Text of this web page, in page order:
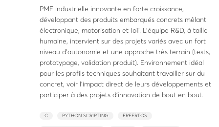
PME industrielle innovante en forte croissance,
développant des produits embarqués concrets mêlant
électronique, motorisation et IoT. L’équipe R&D, à taille
humaine, intervient sur des projets variés avec un fort
niveau d’autonomie et une approche très terrain (tests,
prototypage, validation produit). Environnement idéal
pour les profils techniques souhaitant travailler sur du
concret, voir l’impact direct de leurs développements et
participer à des projets d’innovation de bout en bout.
C PYTHON SCRIPTING FREERTOS